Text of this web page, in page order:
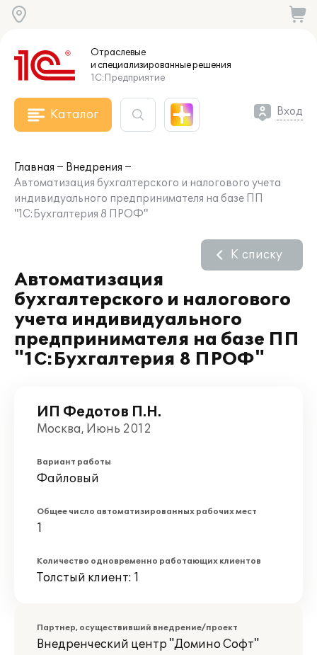
Отраслевые
и специализированныерешения
1С:Предприятие
Каталог Вход
Главная
Внедрения
Автоматизация бухгалтерского и налогового учета
индивидуального предпринимателя на базе ПП
"1С:Бухгалтерия 8 ПРОФ"
Автоматизация
бухгалтерского и налогового
учета индивидуального
предпринимателя на базе ПП
"1С:Бухгалтерия 8 ПРОФ"
К списку
ИП Федотов П.Н.
Москва, Июнь 2012
Вариант работы
Файловый
Общее число автоматизированных рабочих мест
1
Количество одновременно работающих клиентов
Толстый клиент: 1
Партнер, осуществивший внедрение/проект
Внедренческий центр "Домино Софт"